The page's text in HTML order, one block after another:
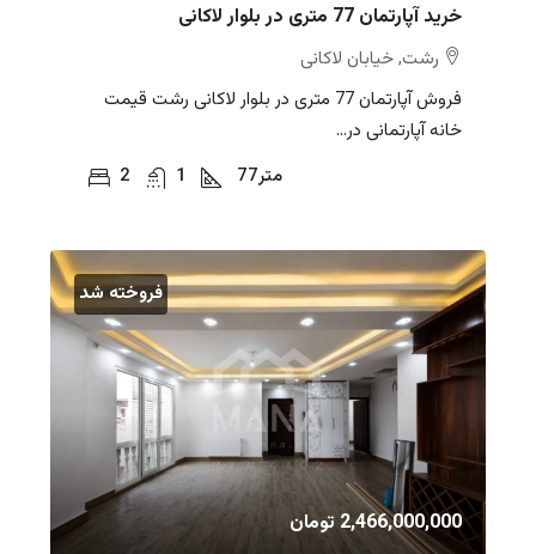
خرید آپارتمان 77 متری در بلوار لاکانی
رشت, خیابان لاکانی
فروش آپارتمان 77 متری در بلوار لاکانی رشت قیمت
خانه آپارتمانی در...
2
1 77متر
فروخته شد
2,466,000,000 تومان